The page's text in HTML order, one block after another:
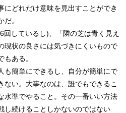
にどれだけ意味を見出すことができ
。
しているし)、「隣の芝は青く見え
現状の良さには気づきにくいもので
ある。
も簡単にできるし、自分が簡単にで
ない。大事なのは、誰でもできるこ
水準でやること。その一番いい方法
し続けることしかないのではない